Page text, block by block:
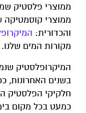
ממוצרי פלסטיק
ממוצרי קוסמטיקה
והכדורית:
מקורות המים שלנו.
המיקרופלסטיק
בשנים האחרונות,
חלקיקי הפלסטיק
כמעט בכל מקום